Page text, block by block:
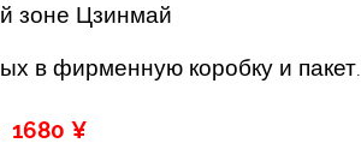
зоне Цзинмай
в фирменную коробку и пакет.
1680 ¥